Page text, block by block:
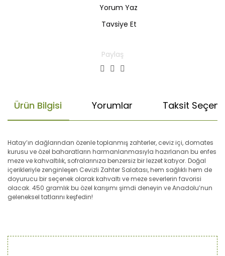
Yorum Yaz
Tavsiye Et
Paylaş
Ürün Bilgisi Yorumlar Taksit
Hatay’ın dağlarından özenle toplanmış zahterler, ceviz içi, domates
kurusu ve özel baharatların harmanlanmasıyla hazırlanan bu enfes
meze ve kahvaltılık, sofralarınıza benzersiz bir lezzet katıyor. Doğal
içerikleriyle zenginleşen Cevizli Zahter Salatası, hem sağlıklı hem de
doyurucu bir seçenek olarak kahvaltı ve meze severlerin favorisi
olacak. 450 gramlık bu özel karışımı şimdi deneyin ve Anadolu’nun
geleneksel tatlarını keşfedin!
Bu ürüne ilk yorumu siz yapın!